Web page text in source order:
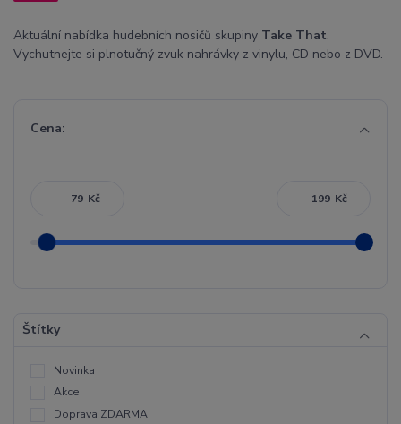
Aktuální nabídka hudebních nosičů skupiny Take That.
Vychutnejte si plnotučný zvuk nahrávky z vinylu, CD nebo z DVD.
Cena:
Kč Kč
Štítky
Novinka
Akce
Doprava ZDARMA